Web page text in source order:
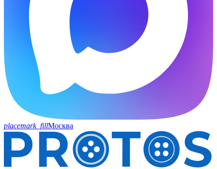
placemark_fillМосква